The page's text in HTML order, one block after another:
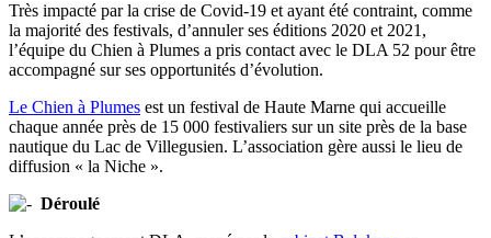
Très impacté par la crise de Covid-19 et ayant été contraint, comme
la majorité des festivals, d’annuler ses éditions 2020 et 2021,
l’équipe du Chien à Plumes a pris contact avec le DLA 52 pour être
accompagné sur ses opportunités d’évolution.
Le Chien à Plumes est un festival de Haute Marne qui accueille
chaque année près de 15 000 festivaliers sur un site près de la base
nautique du Lac de Villegusien. L’association gère aussi le lieu de
diffusion « la Niche ».
Déroulé